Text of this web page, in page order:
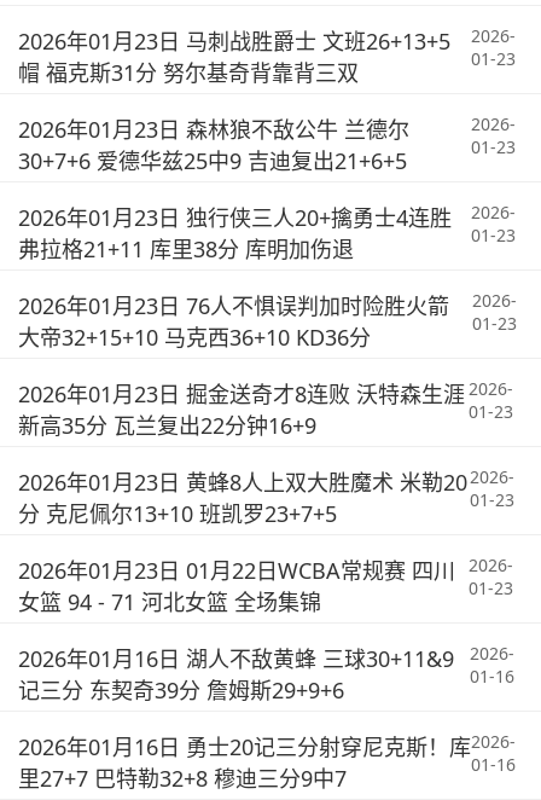
2026年01月23日 马刺战胜爵士 文班26+13+5
帽 福克斯31分 努尔基奇背靠背三双
2026-
01-23
2026年01月23日 森林狼不敌公牛 兰德尔
30+7+6 爱德华兹25中9 吉迪复出21+6+5
2026-
01-23
2026年01月23日 独行侠三人20+擒勇士4连胜
弗拉格21+11 库里38分 库明加伤退
2026-
01-23
2026年01月23日 76人不惧误判加时险胜火箭
大帝32+15+10 马克西36+10 KD36分
2026-
01-23
2026年01月23日 掘金送奇才8连败 沃特森生涯
新高35分 瓦兰复出22分钟16+9
2026-
01-23
2026年01月23日 黄蜂8人上双大胜魔术 米勒20
分 克尼佩尔13+10 班凯罗23+7+5
2026-
01-23
2026年01月23日 01月22日WCBA常规赛 四川
女篮 94 - 71 河北女篮 全场集锦
2026-
01-23
2026年01月16日 湖人不敌黄蜂 三球30+11&9
记三分 东契奇39分 詹姆斯29+9+6
2026-
01-16
2026年01月16日 勇士20记三分射穿尼克斯！库
里27+7 巴特勒32+8 穆迪三分9中7
2026-
01-16